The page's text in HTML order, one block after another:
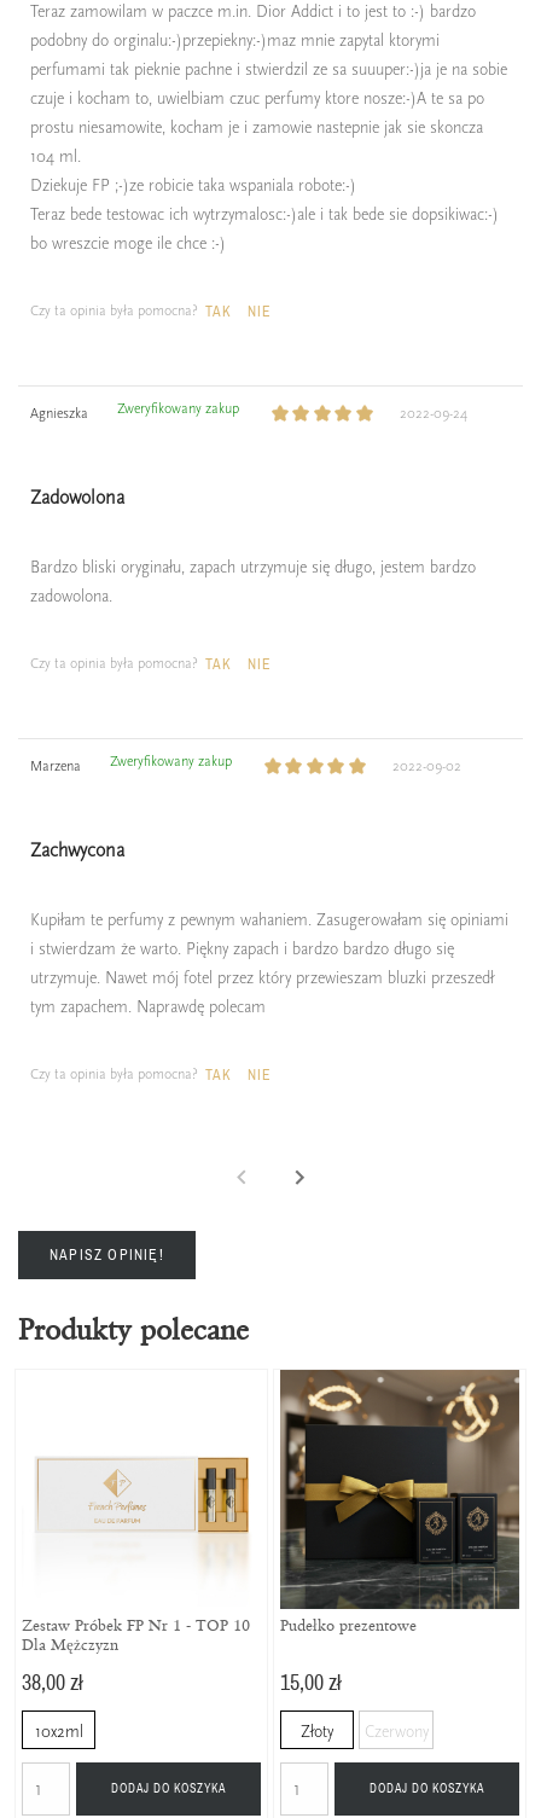
Teraz zamowilam w paczce m.in. Dior Addict i to jest to :-) bardzo
podobny do orginalu:-)przepiekny:-)maz mnie zapytal ktorymi
perfumami tak pieknie pachne i stwierdzil ze sa suuuper:-)ja je na sobie
czuje i kocham to, uwielbiam czuc perfumy ktore nosze:-)A te sa po
prostu niesamowite, kocham je i zamowie nastepnie jak sie skoncza
104 ml.
Dziekuje FP ;-)ze robicie taka wspaniala robote:-)
Teraz bede testowac ich wytrzymalosc:-)ale i tak bede sie dopsikiwac:-)
bo wreszcie moge ile chce :-)
Czy ta opinia była pomocna? TAK NIE
Agnieszka Zweryfikowany zakup 2022-09-24
Zadowolona
Bardzo bliski oryginału, zapach utrzymuje się długo, jestem bardzo
zadowolona.
Czy ta opinia była pomocna? TAK NIE
Marzena Zweryfikowany zakup 2022-09-02
Zachwycona
Kupiłam te perfumy z pewnym wahaniem. Zasugerowałam się opiniami
i stwierdzam że warto. Piękny zapach i bardzo bardzo długo się
utrzymuje. Nawet mój fotel przez który przewieszam bluzki przeszedł
tym zapachem. Naprawdę polecam
Czy ta opinia była pomocna? TAK NIE
NAPISZ OPINIĘ!
Produkty polecane
Zestaw Próbek FP Nr 1 - TOP 10
Dla Mężczyzn
38,00 zł
10x2ml
DODAJ DO KOSZYKA
Pudełko prezentowe
15,00 zł
Złoty Czerwony
DODAJ DO KOSZYKA